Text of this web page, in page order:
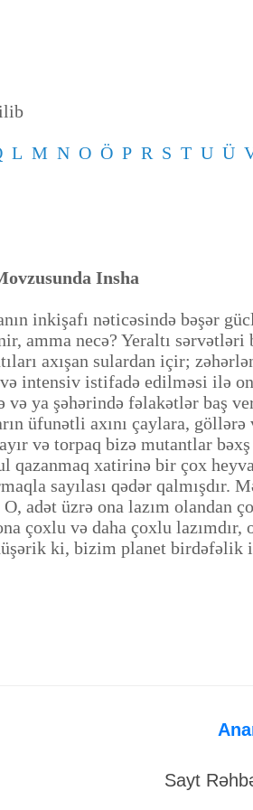
L M N O Ö P R S T U Ü
Insha
nəticəsində bəşər
amma necə? Yeraltı
axışan sulardan içir;
intensiv istifadə edilməsi ilə
və ya şəhərində fəlakətlər
üfunətli axını çaylara,
və torpaq bizə mutantlar
xatirinə bir çox
sayılası qədər
adət üzrə ona lazım olandan
çoxlu və daha çoxlu
ki, bizim planet birdəfəlik
Sayt